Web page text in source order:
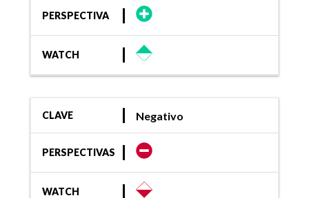
PERSPECTIVA
WATCH
CLAVE Negativo
PERSPECTIVAS
WATCH